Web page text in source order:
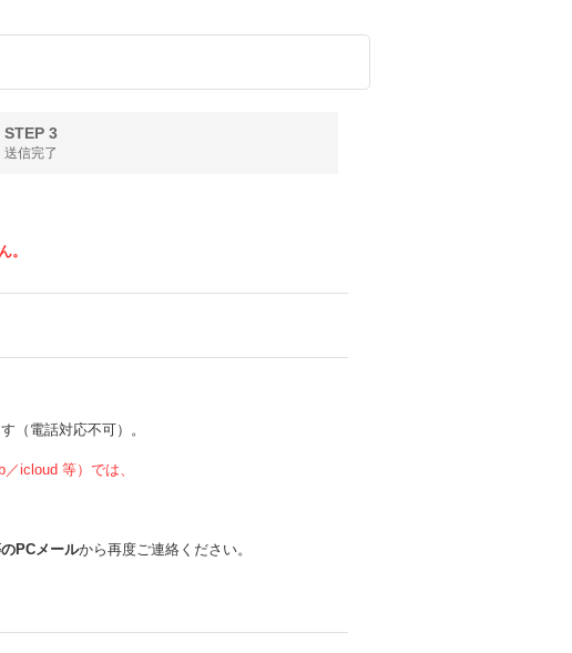
STEP 3
送信完了
。
（電話対応不可）。
icloud 等）では、
PCメールから再度ご連絡ください。